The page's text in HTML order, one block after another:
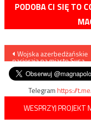
PODOBA CI SIĘ TO
Nawigacja
wpisu
Wojska azerbedżańskie
nacierają na miasto Şuşa
Telegramhttps://
WESPRZYJ PROJEKT